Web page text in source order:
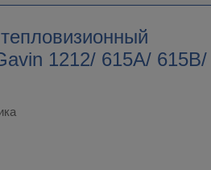
1212/ 615A/ 615B/